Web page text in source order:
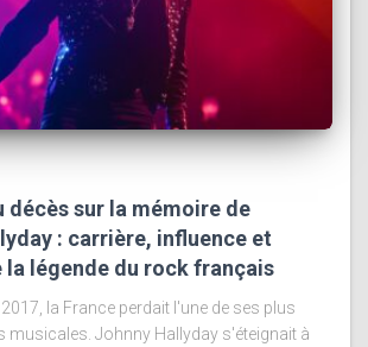
décès sur la mémoire de
: carrière, influence et
la légende du rock français
la France perdait l'une de ses plus
musicales. Johnny Hallyday s'éteignait à